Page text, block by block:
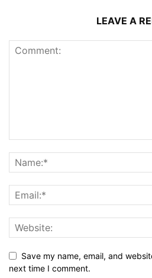
LEAVE A
Save my name, email, and
next time I comment.